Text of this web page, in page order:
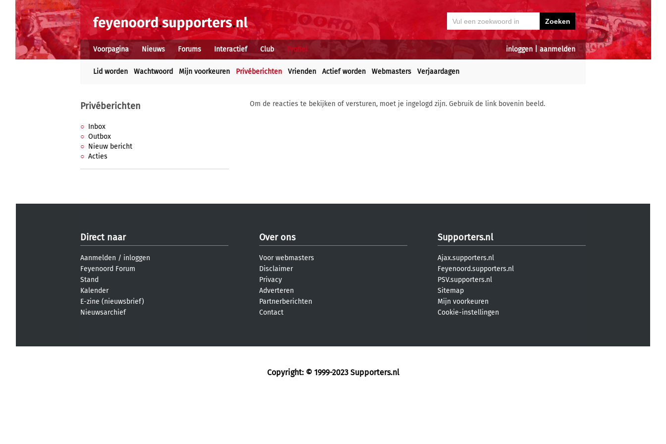
inloggen aanmelden
Voorpagina Nieuws Forums Interactief Club Profiel
Lid worden Wachtwoord Mijn voorkeuren Privéberichten Vrienden Actief worden Webmasters Verjaardagen
Privéberichten
Inbox
Outbox
Nieuw bericht
Acties
Om de reacties te bekijken of versturen, moet je ingelogd zijn. Gebruik de link bovenin beeld.
Direct naar
Aanmelden / inloggen
Feyenoord Forum
Stand
Kalender
E-zine (nieuwsbrief)
Nieuwsarchief
Over ons
Voor webmasters
Disclaimer
Privacy
Adverteren
Partnerberichten
Contact
Supporters.nl
Ajax.supporters.nl
Feyenoord.supporters.nl
PSV.supporters.nl
Sitemap
Mijn voorkeuren
Cookie-instellingen
Copyright: © 1999-2023 Supporters.nl